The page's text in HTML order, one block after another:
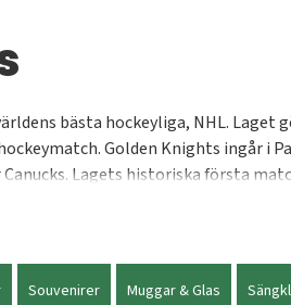
bästa hockeyliga, NHL.
Golden Knights ingår
Lagets historiska första
Souvenirer Muggar & Glas